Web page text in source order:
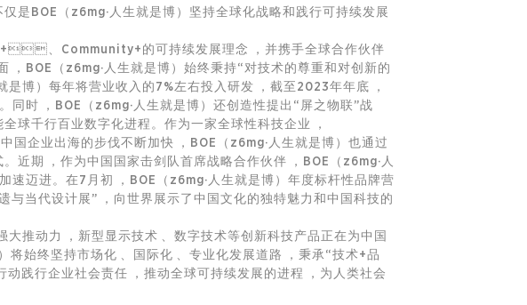
不仅是BOE（z6mg·人生就是博）坚持全球化战略和践行可持续发展
、Community+的可持续发展理念，并携手全球合作伙伴
，BOE（z6mg·人生就是博）始终秉持“对技术的尊重和对创新的
博）每年将营业收入的7%左右投入研发，截至2023年年底，
时，BOE（z6mg·人生就是博）还创造性提出“屏之物联”战
球千行百业数字化进程。作为一家全球性科技企业，
企业出海的步伐不断加快，BOE（z6mg·人生就是博）也通过
近期，作为中国国家击剑队首席战略合作伙伴，BOE（z6mg·人
迈进。在7月初，BOE（z6mg·人生就是博）年度标杆性品牌营
与当代设计展”，向世界展示了中国文化的独特魅力和中国科技的
动力，新型显示技术、数字技术等创新科技产品正在为中国
坚持市场化、国际化、专业化发展道路，秉承“技术+品
践行企业社会责任，推动全球可持续发展的进程，为人类社会